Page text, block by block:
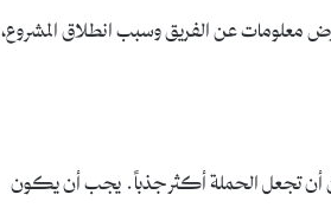
معلومات عن الفريق وسبب انطلاق المشروع،
أن تجعل الحملة أكثر جذباً. يجب أن يكون